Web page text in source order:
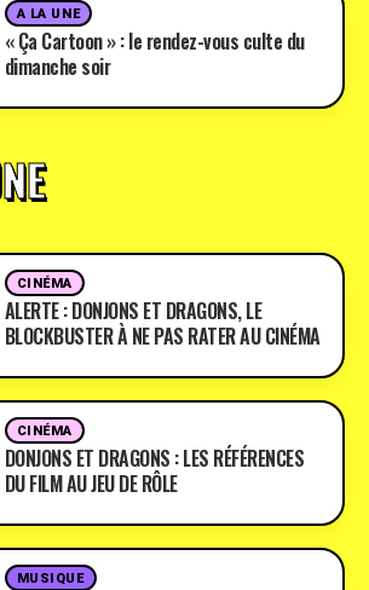
A LA UNE
« Ça Cartoon » : le rendez-vous culte du
dimanche soir
CINÉMA
ALERTE : DONJONS ET DRAGONS, LE
BLOCKBUSTER À NE PAS RATER AU CINÉMA
CINÉMA
DONJONS ET DRAGONS : LES RÉFÉRENCES
DU FILM AU JEU DE RÔLE
MUSIQUE